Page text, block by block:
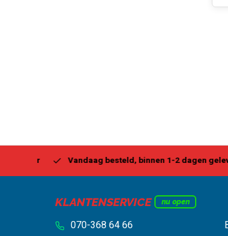
Vandaag besteld, binnen 1-2 dagen
KLANTENSERVICE nu open
070-368 64 66